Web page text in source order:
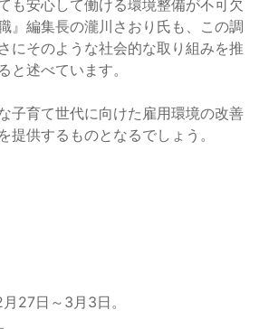
も安心して働ける環境整備が不可欠
』編集長の瀧川さおり氏も、この調
にそのような社会的な取り組みを推
と述べています。
子育て世代に向けた雇用環境の改善
提供するものとなるでしょう。
27日～3月3日。